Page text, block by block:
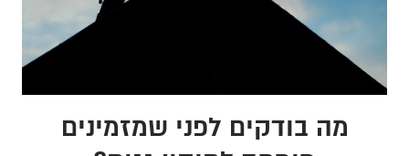
מה בודקים לפני שמזמינים